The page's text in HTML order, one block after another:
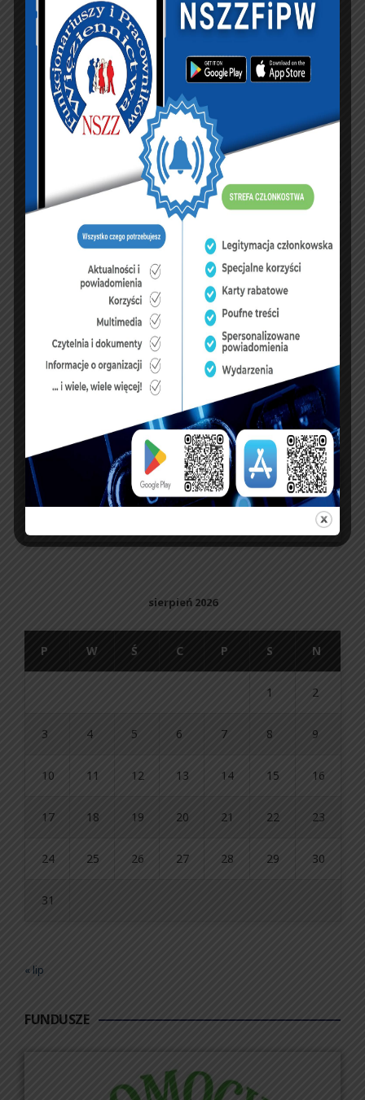
PREVIOUS ARTICLE
gen.insp. Jacek
Kitliński odwołany ze
stanowiska Dyrektora
Generalnego SW.
NEXT ARTICLE
Pożegnanie generała
Służbą Więzienną
KSIĘGA GOŚCI:
Zobacz księgę
dopisz do księgi
NASZ FACEBOOK
UBEZPIECZENIA
sierpień 2026
P W Ś C P S N
1 2
3 4 5 6 7 8 9
10 11 12 13 14 15 16
17 18 19 20 21 22 23
24 25 26 27 28 29 30
31
« lip
FUNDUSZE